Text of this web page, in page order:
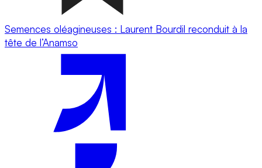
Semences oléagineuses : Laurent Bourdil reconduit à la
tête de l’Anamso